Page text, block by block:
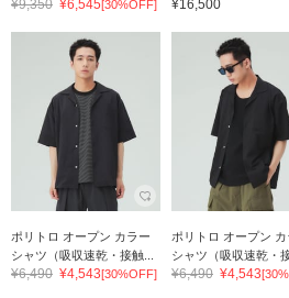
¥9,350 ¥6,545[30%OFF] ¥16,500
ポリトロ オープン カラー
シャツ（吸収速乾・接触...
¥6,490 ¥4,543[30%OFF]
ポリトロ オープン カ
シャツ（吸収速乾・接
¥6,490 ¥4,543